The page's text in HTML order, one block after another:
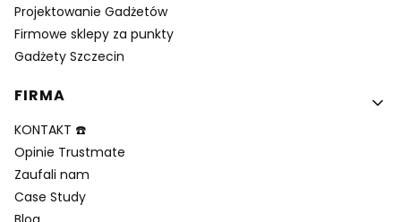
Projektowanie Gadżetów
Firmowe sklepy za punkty
Gadżety Szczecin
FIRMA
KONTAKT ☎️
Opinie Trustmate
Zaufali nam
Case Study